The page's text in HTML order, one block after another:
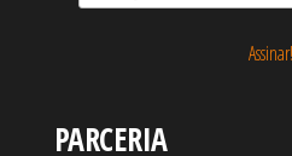
PARCERIA